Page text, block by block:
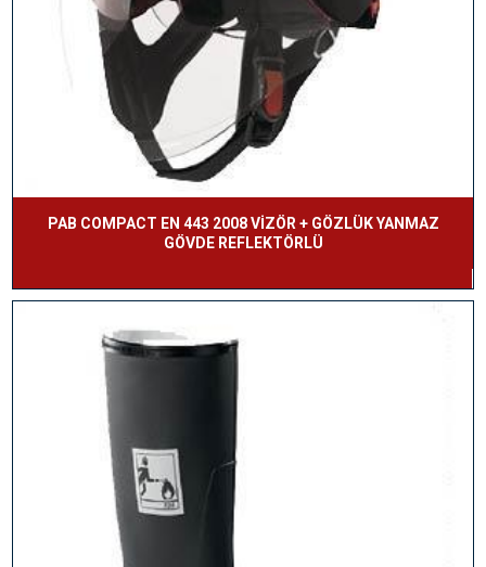
PAB COMPACT EN 443 2008 VİZÖR + GÖZLÜK YANMAZ
GÖVDE REFLEKTÖRLÜ